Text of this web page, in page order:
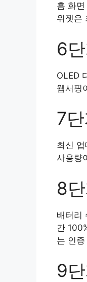
홈 화
위젯은
6
OLED
웹서핑
7
최신
사용량
8
배터리
간
는 인
9